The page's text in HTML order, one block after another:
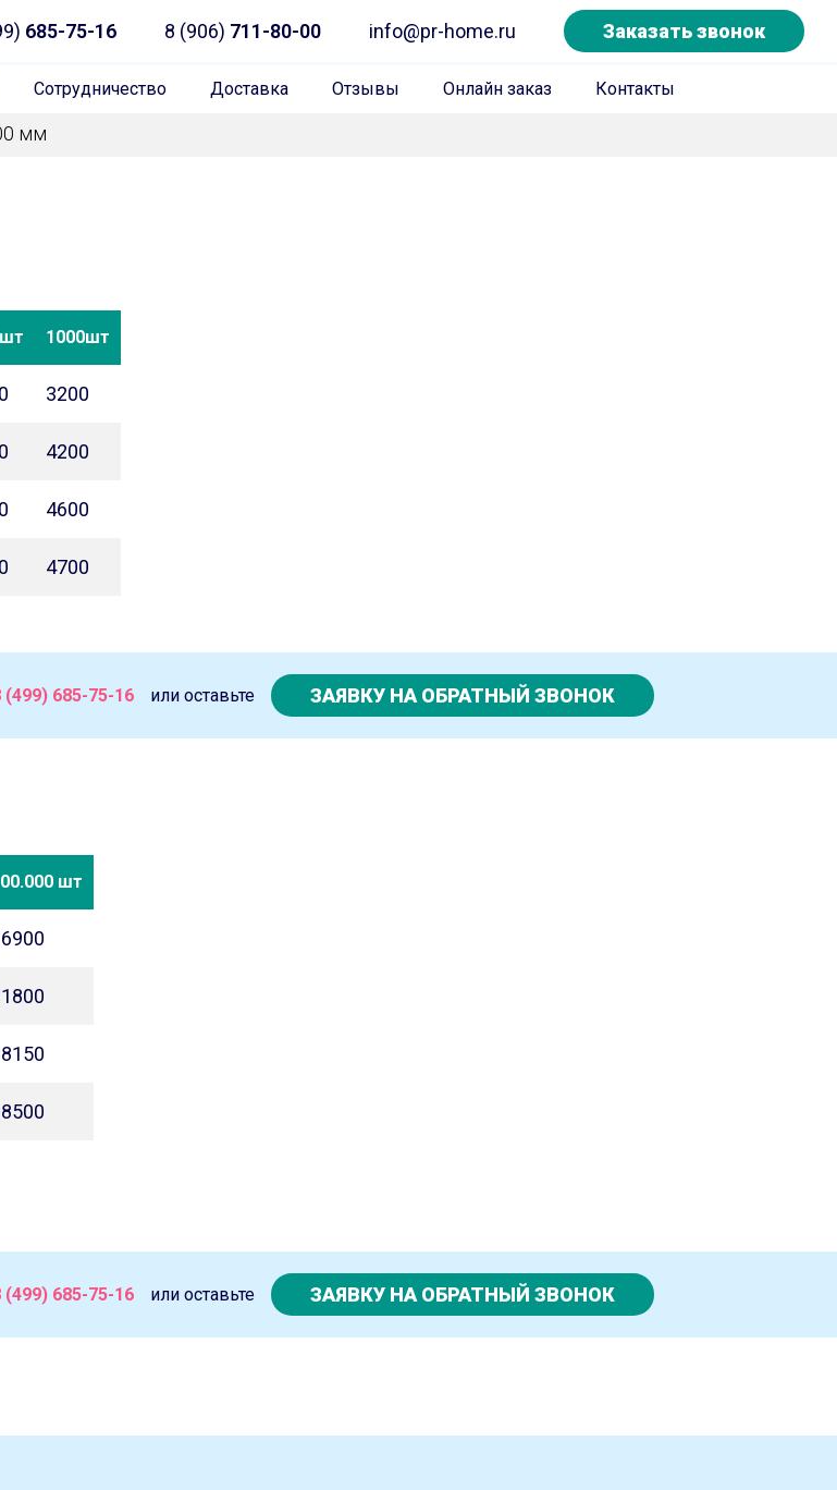
685-75-16 8 (906) 711-80-00 info@pr-home.ru Заказать звонок
Сотрудничество Доставка Отзывы Онлайн заказ Контакты
мм
1000шт
3200
4200
4600
4700
(499) 685-75-16 или оставьте ЗАЯВКУ НА ОБРАТНЫЙ ЗВОНОК
шт
(499) 685-75-16 или оставьте ЗАЯВКУ НА ОБРАТНЫЙ ЗВОНОК